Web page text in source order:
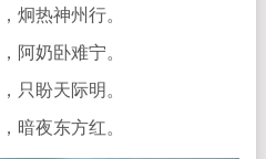
炯热神州行。
阿奶卧难宁。
只盼天际明。
暗夜东方红。